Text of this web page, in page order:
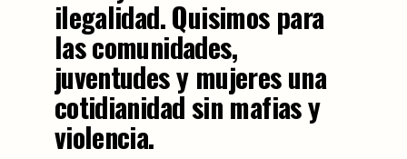
ilegalidad. Quisimos para
las comunidades,
juventudes y mujeres una
cotidianidad sin mafias y
violencia.